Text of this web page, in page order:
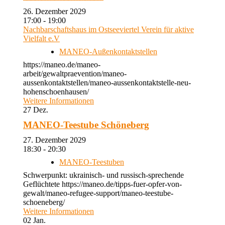
26. Dezember 2029
17:00 - 19:00
Nachbarschaftshaus im Ostseeviertel Verein für aktive
Vielfalt e.V
MANEO-Außenkontaktstellen
https://maneo.de/maneo-
arbeit/gewaltpraevention/maneo-
aussenkontaktstellen/maneo-aussenkontaktstelle-neu-
hohenschoenhausen/
Weitere Informationen
27 Dez.
MANEO-Teestube Schöneberg
27. Dezember 2029
18:30 - 20:30
MANEO-Teestuben
Schwerpunkt: ukrainisch- und russisch-sprechende
Geflüchtete https://maneo.de/tipps-fuer-opfer-von-
gewalt/maneo-refugee-support/maneo-teestube-
schoeneberg/
Weitere Informationen
02 Jan.